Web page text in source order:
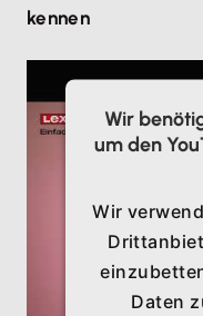
kennen
Wir
um den
Wir
Daten